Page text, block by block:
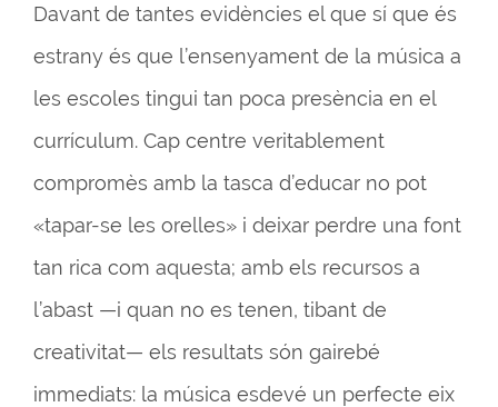
Davant de tantes evidències el que sí que és
estrany és que l’ensenyament de la música a
les escoles tingui tan poca presència en el
currículum. Cap centre veritablement
compromès amb la tasca d’educar no pot
«tapar-se les orelles» i deixar perdre una font
tan rica com aquesta; amb els recursos a
l’abast —i quan no es tenen, tibant de
creativitat— els resultats són gairebé
immediats: la música esdevé un perfecte eix